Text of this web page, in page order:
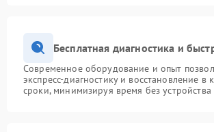
Бесплатная диагностика и
Современное оборудование и опыт
экспресс-диагностику и восстановление в
сроки, минимизируя время без устройства